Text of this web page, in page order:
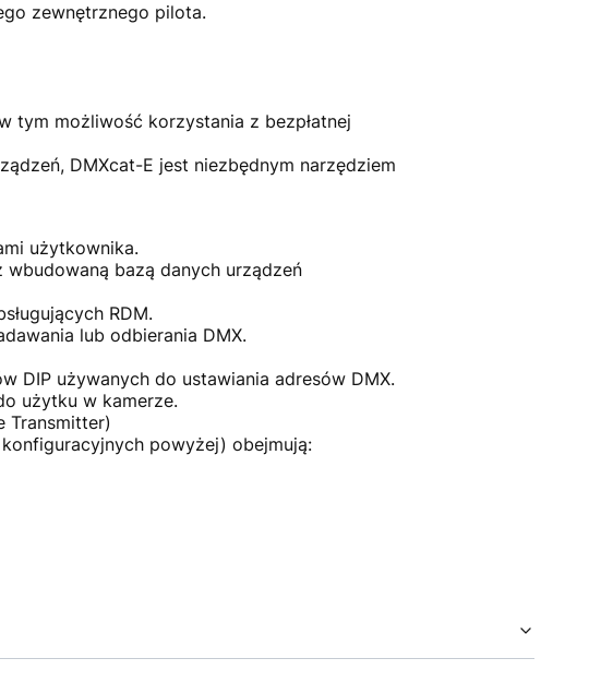
zewnętrznego pilota.
tym możliwość korzystania z bezpłatnej
DMXcat-E jest niezbędnym narzędziem
użytkownika.
bazą danych urządzeń
RDM.
lub odbierania DMX.
DIP używanych do ustawiania adresów DMX.
użytku w kamerze.
Transmitter)
powyżej) obejmują: